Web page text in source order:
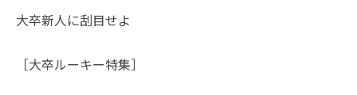
大卒新人に刮目せよ
［大卒ルーキー特集］